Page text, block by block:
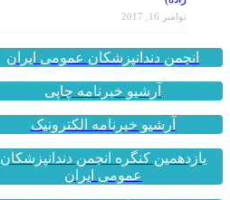
نوامبر 16, 2017
انجمن دندانپزشکان عمومی ایران
آرشیو خبرنامه چاپی
آرشیو خبرنامه الکترونیک
یازدهمین کنگره انجمن دندانپزشکان
عمومی ایران